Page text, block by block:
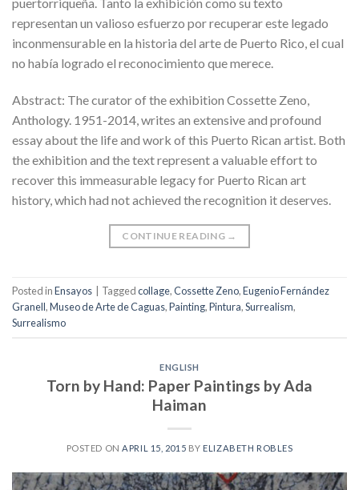
representan un valioso esfuerzo por recuperar este legado
inconmensurable en la historia del arte de Puerto Rico, el cual
no había logrado el reconocimiento que merece.
Abstract: The curator of the exhibition Cossette Zeno,
Anthology. 1951-2014, writes an extensive and profound
essay about the life and work of this Puerto Rican artist. Both
the exhibition and the text represent a valuable effort to
recover this immeasurable legacy for Puerto Rican art
history, which had not achieved the recognition it deserves.
CONTINUE READING →
Posted inEnsayos Taggedcollage,Cossette Zeno,Eugenio Fernández
Granell,Museo de Arte de Caguas,Painting,Pintura,Surrealism,
Surrealismo
ENGLISH
Torn by Hand: Paper Paintings by Ada
Haiman
POSTED ON APRIL 15, 2015 BY ELIZABETH ROBLES